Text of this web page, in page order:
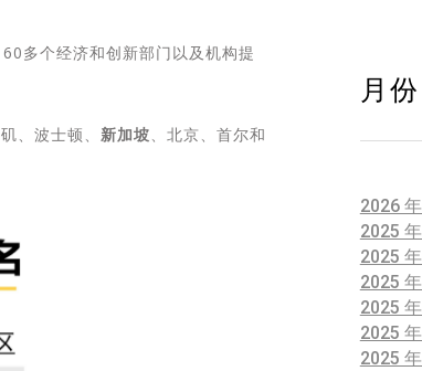
多个经济和创新部门以及机构提
、波士顿、 新加坡、北京、首尔和
月份
2026
2025
2025
2025
2025
2025
2025